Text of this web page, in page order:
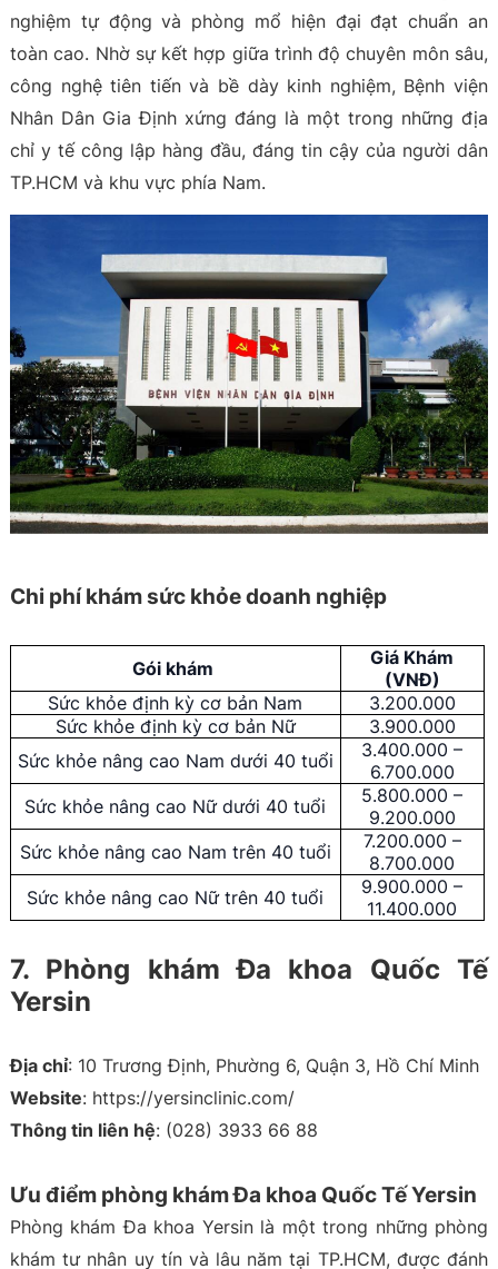
nghiệm tự động và phòng mổ hiện đại đạt chuẩn an
toàn cao. Nhờ sự kết hợp giữa trình độ chuyên môn sâu,
công nghệ tiên tiến và bề dày kinh nghiệm, Bệnh viện
Nhân Dân Gia Định xứng đáng là một trong những địa
chỉ y tế công lập hàng đầu, đáng tin cậy của người dân
TP.HCM và khu vực phía Nam.
Chi phí khám sức khỏe doanh nghiệp
Gói khám
Giá Khám
(VNĐ)
Sức khỏe định kỳ cơ bản Nam
3.200.000
Sức khỏe định kỳ cơ bản Nữ
3.900.000
Sức khỏe nâng cao Nam dưới 40 tuổi
3.400.000 –
6.700.000
Sức khỏe nâng cao Nữ dưới 40 tuổi
5.800.000 –
9.200.000
Sức khỏe nâng cao Nam trên 40 tuổi
7.200.000 –
8.700.000
Sức khỏe nâng cao Nữ trên 40 tuổi
9.900.000 –
11.400.000
7. Phòng khám Đa khoa Quốc Tế
Yersin
Địa chỉ: 10 Trương Định, Phường 6, Quận 3, Hồ Chí Minh
Website: https://yersinclinic.com/
Thông tin liên hệ: (028) 3933 66 88
Ưu điểm phòng khám Đa khoa Quốc Tế Yersin
Phòng khám Đa khoa Yersin là một trong những phòng
khám tư nhân uy tín và lâu năm tại TP.HCM, được đánh